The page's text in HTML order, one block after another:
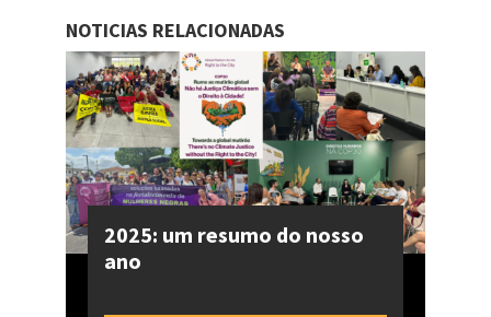
NOTICIAS RELACIONADAS
2025: um resumo do nosso
ano